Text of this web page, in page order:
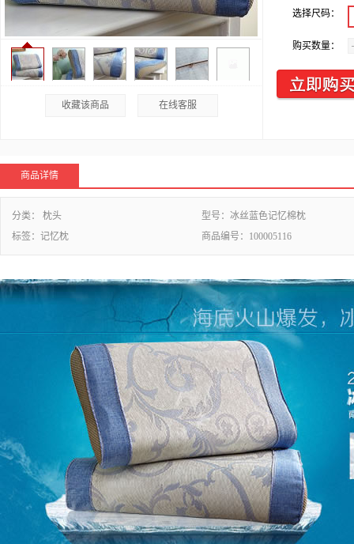
收藏该商品 在线客服
选择尺码：
购买数量：
商品详情
分类： 枕头 型号： 冰丝蓝色记忆棉枕
标签： 记忆枕 商品编号： 100005116